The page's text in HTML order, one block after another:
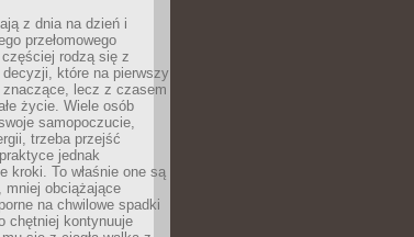
z dnia na dzień i
przełomowego
rodzą się z
które na pierwszy
znaczące, lecz z czasem
życie. Wiele osób
samopoczucie,
trzeba przejść
jednak
kroki. To właśnie one są
mniej obciążające
na chwilowe spadki
chętniej kontynuuje